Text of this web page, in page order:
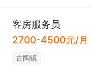
客房服务员
2700-4500元/月
古陶镇